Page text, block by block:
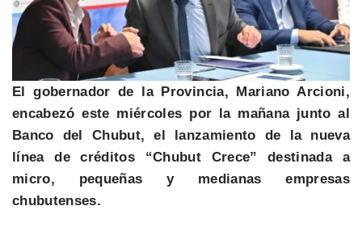
El gobernador de la Provincia, Mariano Arcioni,
encabezó este miércoles por la mañana junto al
Banco del Chubut, el lanzamiento de la nueva
línea de créditos “Chubut Crece” destinada a
micro, pequeñas y medianas empresas
chubutenses.